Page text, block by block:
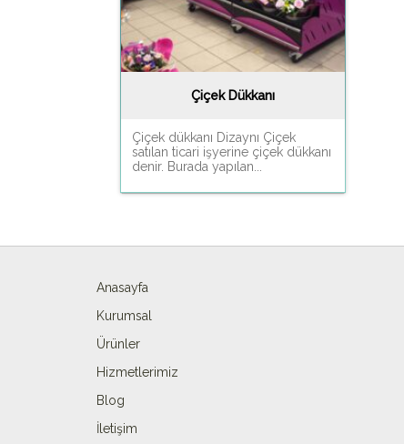
Çiçek Dükkanı
Çiçek dükkanı Dizaynı Çiçek
satılan ticari işyerine çiçek dükkanı
denir. Burada yapılan...
Anasayfa
Kurumsal
Ürünler
Hizmetlerimiz
Blog
İletişim